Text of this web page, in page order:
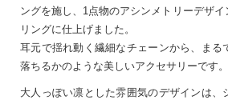
ングを施し、1点物のアシンメトリーデザ
リングに仕上げました。
耳元で揺れ動く繊細なチェーンから、まる
落ちるかのような美しいアクセサリーです。
大人っぽい凛とした雰囲気のデザインは、